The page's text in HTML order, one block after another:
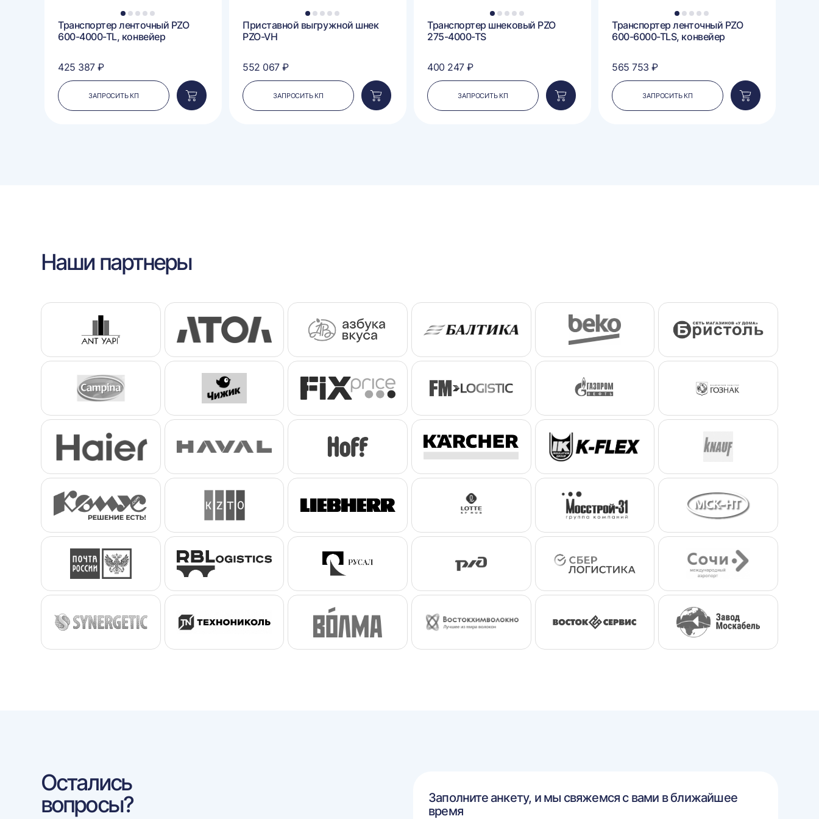
1 2 3 4 5
Транспортер ленточный PZO
600-4000-TL, конвейер
425 387 ₽
ЗАПРОСИТЬ КП
Добавить
в
1 2 3 4 5
Приставной выгружной шнек
PZO-VH
552 067 ₽
ЗАПРОСИТЬ КП
Добавить
в
1 2 3 4 5
Транспортер шнековый PZO
275-4000-TS
400 247 ₽
ЗАПРОСИТЬ КП
Добавить
в
1 2 3 4 5
Транспортер ленточный PZO
600-6000-TLS, конвейер
565 753 ₽
ЗАПРОСИТЬ КП
Добавить
в
Наши партнеры
Остались
вопросы?
Заполните анкету, и мы свяжемся с вами в ближайшее
время